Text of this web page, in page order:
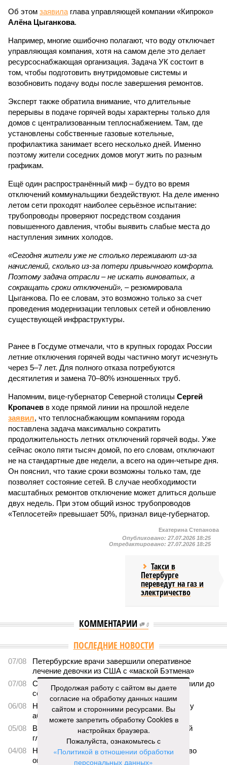
Об этом заявила глава управляющей компании «Кипроко»
Алёна Цыганкова.
Например, многие ошибочно полагают, что воду отключает
управляющая компания, хотя на самом деле это делает
ресурсоснабжающая организация. Задача УК состоит в
том, чтобы подготовить внутридомовые системы и
возобновить подачу воды после завершения ремонтов.
Эксперт также обратила внимание, что длительные
перерывы в подаче горячей воды характерны только для
домов с централизованным теплоснабжением. Там, где
установлены собственные газовые котельные,
профилактика занимает всего несколько дней. Именно
поэтому жители соседних домов могут жить по разным
графикам.
Ещё один распространённый миф – будто во время
отключений коммунальщики бездействуют. На деле именно
летом сети проходят наиболее серьёзное испытание:
трубопроводы проверяют посредством создания
повышенного давления, чтобы выявить слабые места до
наступления зимних холодов.
«Сегодня жители уже не столько переживают из-за
начислений, сколько из-за потери привычного комфорта.
Поэтому задача отрасли – не искать виноватых, а
сокращать сроки отключений», – резюмировала
Цыганкова. По ее словам, это возможно только за счет
проведения модернизации тепловых сетей и обновлению
существующей инфраструктуры.
Ранее в Госдуме отмечали, что в крупных городах России
летние отключения горячей воды частично могут исчезнуть
через 5–7 лет. Для полного отказа потребуются
десятилетия и замена 70–80% изношенных труб.
Напомним, вице-губернатор Северной столицы Сергей
Кропачев в ходе прямой линии на прошлой неделе
заявил, что теплоснабжающим компаниям города
поставлена задача максимально сократить
продолжительность летних отключений горячей воды. Уже
сейчас около пяти тысяч домой, по его словам, отключают
не на стандартные две недели, а всего на один-четыре дня.
Он пояснил, что такие сроки возможны только там, где
позволяет состояние сетей. В случае необходимости
масштабных ремонтов отключение может длиться дольше
двух недель. При этом общий износ трубопроводов
«Теплосетей» превышает 50%, признал вице-губернатор.
Екатерина Степанова
Опубликовано: 27.07.2026 18:25
Отредактировано: 27.07.2026 18:25
Такси в
Петербурге
переведут на газ и
электричество
КОММЕНТАРИИ 0
ПОСЛЕДНИЕ НОВОСТИ
07/08
Петербурские врачи завершили оперативное
лечение девочки из США с «маской Бэтмена»
07/08
Срок ремонта на внешнем кольце КАД продлили до
середины ноября
06/08
Названы самые популярные специальности у
абитуриентов в Ленинградской области
05/08
В метро Петербурга может появиться первый
глубокий лифт для пассажиров
04/08
На петербургских АЗС отменили большинство
ограничений
Продолжая работу с сайтом вы даете
согласие на обработку данных нашим
сайтом и сторонними ресурсами. Вы
можете запретить обработку Cookies в
настройках браузера.
Пожалуйста, ознакомьтесь с
«Политикой в отношении обработки
персональных данных»